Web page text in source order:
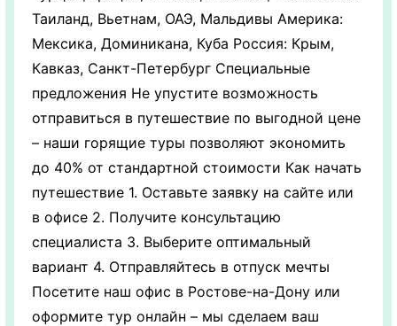
Таиланд, Вьетнам, ОАЭ, Мальдивы Америка:
Мексика, Доминикана, Куба Россия: Крым,
Кавказ, Санкт-Петербург Специальные
предложения Не упустите возможность
отправиться в путешествие по выгодной цене
– наши горящие туры позволяют экономить
до 40% от стандартной стоимости Как начать
путешествие 1. Оставьте заявку на сайте или
в офисе 2. Получите консультацию
специалиста 3. Выберите оптимальный
вариант 4. Отправляйтесь в отпуск мечты
Посетите наш офис в Ростове-на-Дону или
оформите тур онлайн – мы сделаем ваш